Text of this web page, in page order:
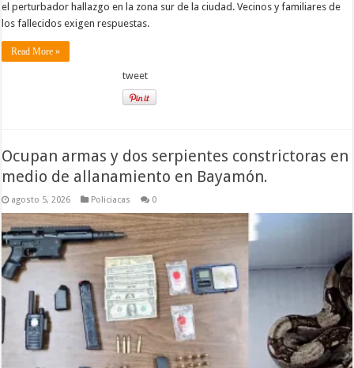
el perturbador hallazgo en la zona sur de la ciudad. Vecinos y familiares de
los fallecidos exigen respuestas.
Read More »
tweet
Ocupan armas y dos serpientes constrictoras en
medio de allanamiento en Bayamón.
agosto 5, 2026 Policiacas 0